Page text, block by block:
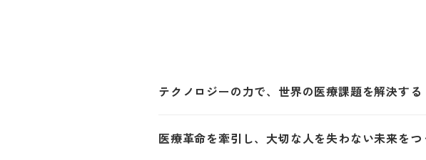
テクノロジーの力で、世界の医療課題を解決する
医療革命を牽引し、大切な人を失わない未来をつ